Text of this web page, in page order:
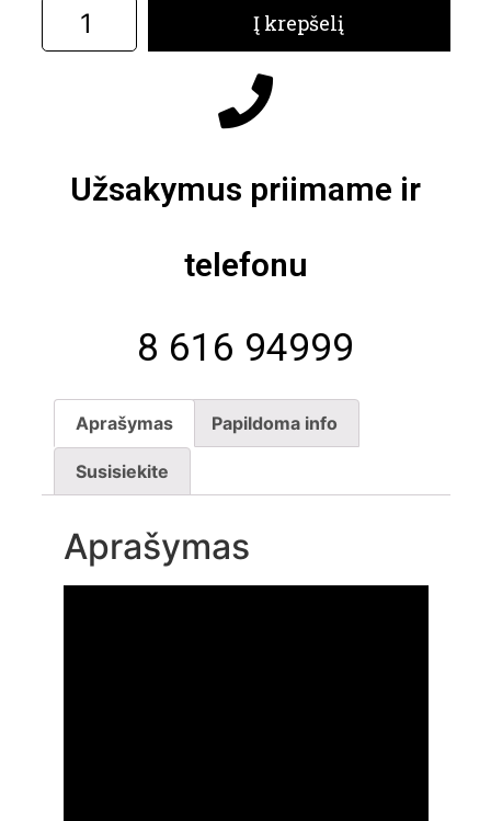
Į krepšelį
Užsakymus priimame ir
telefonu
8 616 94999
Aprašymas Papildoma info
Susisiekite
Aprašymas